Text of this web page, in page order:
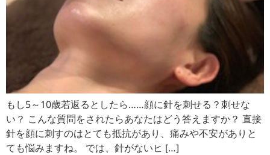
もし5～10歳若返るとしたら……顔に針を刺せる？刺せな
い？ こんな質問をされたらあなたはどう答えますか？ 直接
針を顔に刺すのはとても抵抗があり、痛みや不安がありと
ても悩みますね。 では、針がないヒ […]